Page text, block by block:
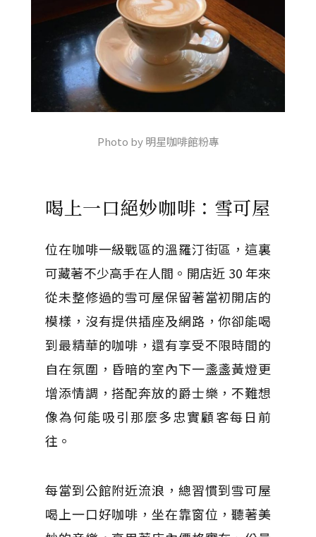
Photo by 明星咖啡館粉專
喝上一口絕妙咖啡：雪可屋
位在咖啡一級戰區的溫羅汀街區，這裏
可藏著不少高手在人間。開店近 30 年來
從未整修過的雪可屋保留著當初開店的
模樣，沒有提供插座及網路，你卻能喝
到最精華的咖啡，還有享受不限時間的
自在氛圍，昏暗的室內下一盞盞黃燈更
增添情調，搭配奔放的爵士樂，不難想
像為何能吸引那麼多忠實顧客每日前
往。
每當到公館附近流浪，總習慣到雪可屋
喝上一口好咖啡，坐在靠窗位，聽著美